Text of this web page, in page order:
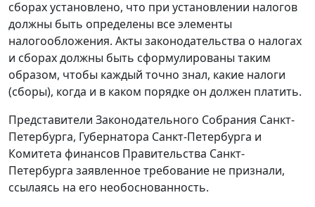
сборах установлено, что при установлении налогов
должны быть определены все элементы
налогообложения. Акты законодательства о налогах
и сборах должны быть сформулированы таким
образом, чтобы каждый точно знал, какие налоги
(сборы), когда и в каком порядке он должен платить.
Представители Законодательного Собрания Санкт-
Петербурга, Губернатора Санкт-Петербурга и
Комитета финансов Правительства Санкт-
Петербурга заявленное требование не признали,
ссылаясь на его необоснованность.